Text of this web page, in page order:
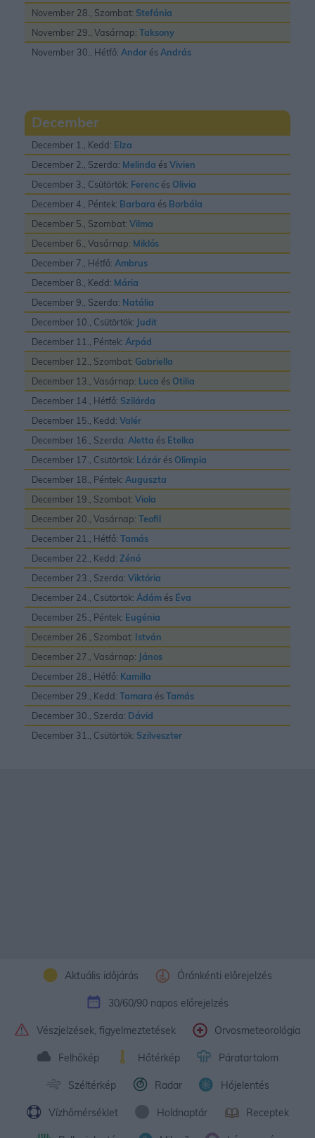
November 28., Szombat: Stefánia
November 29., Vasárnap: Taksony
November 30., Hétfő: Andor ésAndrás
December
December 1., Kedd: Elza
December 2., Szerda: Melinda ésVivien
December 3., Csütörtök: Ferenc és Olivia
December 4., Péntek: Barbara és Borbála
December 5., Szombat: Vilma
December 6., Vasárnap: Miklós
December 7., Hétfő: Ambrus
December 8., Kedd: Mária
December 9., Szerda: Natália
December 10., Csütörtök: Judit
December 11., Péntek: Árpád
December 12., Szombat: Gabriella
December 13., Vasárnap: Luca és Otilia
December 14., Hétfő: Szilárda
December 15., Kedd: Valér
December 16., Szerda: Aletta és Etelka
December 17., Csütörtök: Lázár és Olimpia
December 18., Péntek: Auguszta
December 19., Szombat: Viola
December 20., Vasárnap: Teofil
December 21., Hétfő: Tamás
December 22., Kedd: Zénó
December 23., Szerda: Viktória
December 24., Csütörtök: Ádám és Éva
December 25., Péntek: Eugénia
December 26., Szombat: István
December 27., Vasárnap: János
December 28., Hétfő: Kamilla
December 29., Kedd: Tamara ésTamás
December 30., Szerda: Dávid
December 31., Csütörtök: Szilveszter
Aktuális időjárás Óránkénti előrejelzés
30/60/90 napos előrejelzés
Vészjelzések, figyelmeztetések Orvosmeteorológia
Felhőkép Hőtérkép Páratartalom
Széltérkép Radar Hójelentés
Vízhőmérséklet Holdnaptár Receptek